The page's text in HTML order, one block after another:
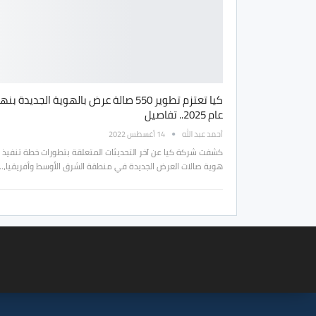
كيا تعتزم تطوير 550 صالة عرض بالهوية الجديدة
عام 2025.. تفاصيل
أحمد عبد الله 14 أغسطس 2022
كشفت شركة كيا عن آخر التحديثات المتعلقة بتطورات خطة تنفيذ
هوية صالات العرض الجديدة في منطقة الشرق الأوسط